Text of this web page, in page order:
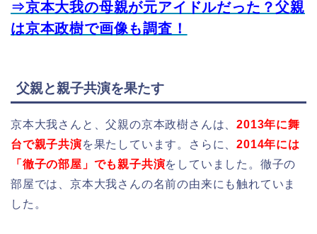
⇒京本大我の母親が元アイドルだった？父親
は京本政樹で画像も調査！
父親と親子共演を果たす
京本大我さんと、父親の京本政樹さんは、2013年に舞
台で親子共演を果たしています。さらに、2014年には
「徹子の部屋」でも親子共演をしていました。徹子の
部屋では、京本大我さんの名前の由来にも触れていま
した。